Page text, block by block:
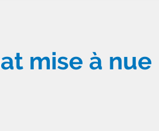
mise à nue